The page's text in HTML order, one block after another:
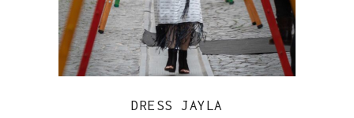
DRESS JAYLA